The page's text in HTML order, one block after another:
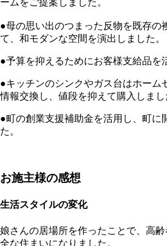
ームをご提案しました。
●母の思い出のつまった反物を既存の
て、和モダンな空間を演出しました。
●予算を抑えるためにお客様支給品を
●キッチンのシンクやガス台はホーム
情報交換し、値段を抑えて購入しまし
●町の創業支援補助金を活用し、町に
た。
お施主様の感想
生活スタイルの変化
娘さんの居場所を作ったことで、高
全な住まいになりました。